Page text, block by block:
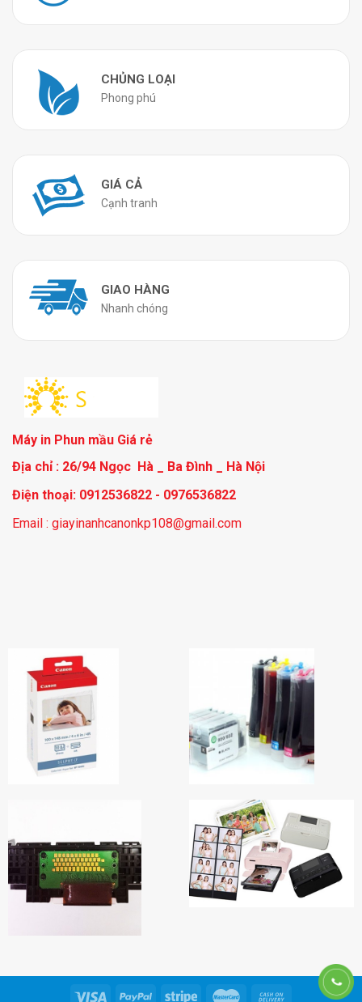
CHỦNG LOẠI
Phong phú
GIÁ CẢ
Cạnh tranh
GIAO HÀNG
Nhanh chóng
Máy in Phun mầu Giá rẻ
Địa chỉ : 26/94 Ngọc Hà _ Ba Đình _ Hà Nội
Điện thoại: 0912536822 - 0976536822
Email : giayinanhcanonkp108@gmail.com